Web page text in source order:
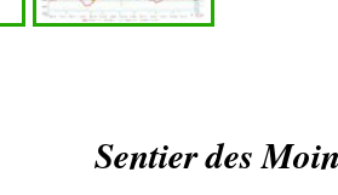
Sentier des